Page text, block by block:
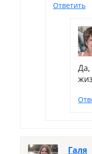
Ответить
Галя